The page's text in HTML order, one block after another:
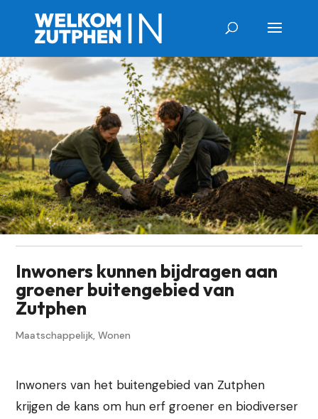
Inwoners kunnen bijdragen aan
groener buitengebied van
Zutphen
Maatschappelijk,Wonen
Inwoners van het buitengebied van Zutphen
krijgen de kans om hun erf groener en biodiverser